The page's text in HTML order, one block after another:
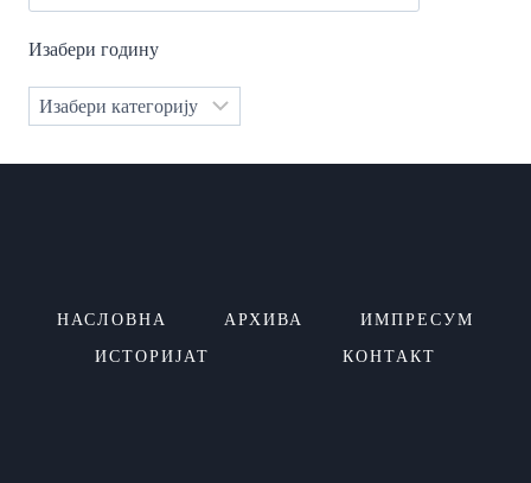
Изабери годину
Категорије
НАСЛОВНА АРХИВА ИМПРЕСУМ
ИСТОРИЈАТ КОНТАКТ